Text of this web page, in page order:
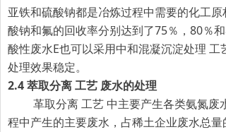
亚铁和硫酸钠都是冶炼过程中需要的化工
酸钠和氟的回收率分别达到了75％，80％
酸性废水E也可以采用中和混凝沉淀处理
处理效果稳定。
2.4 萃取分离 工艺 废水的处理
革取分离 工艺 中主要产生各类氨氮废
程中产生的主要废水，占稀土企业废水总